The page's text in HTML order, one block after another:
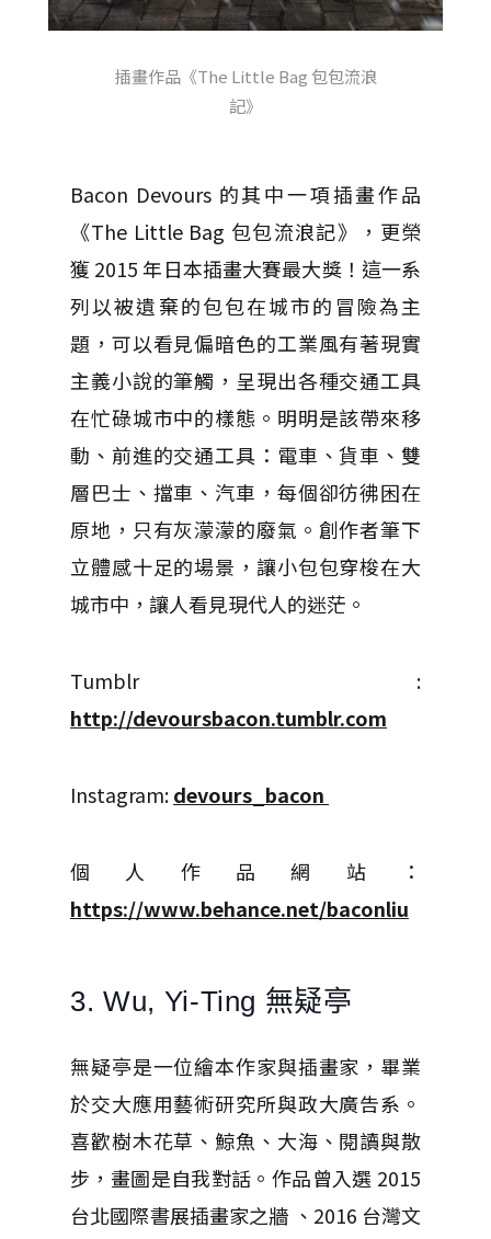
插畫作品《The Little Bag 包包流浪
記》
Bacon Devours 的其中一項插畫作品
《The Little Bag 包包流浪記》，更榮
獲 2015 年日本插畫大賽最大獎！這一系
列以被遺棄的包包在城市的冒險為主
題，可以看見偏暗色的工業風有著現實
主義小說的筆觸，呈現出各種交通工具
在忙碌城市中的樣態。明明是該帶來移
動、前進的交通工具：電車、貨車、雙
層巴士、擋車、汽車，每個卻彷彿困在
原地，只有灰濛濛的廢氣。創作者筆下
立體感十足的場景，讓小包包穿梭在大
城市中，讓人看見現代人的迷茫。
Tumblr :
http://devoursbacon.tumblr.com
Instagram:devours_bacon
個人作品網站：
https://www.behance.net/baconliu
3. Wu, Yi-Ting 無疑亭
無疑亭是一位繪本作家與插畫家，畢業
於交大應用藝術研究所與政大廣告系。
喜歡樹木花草、鯨魚、大海、閱讀與散
步，畫圖是自我對話。作品曾入選 2015
台北國際書展插畫家之牆 、2016 台灣文